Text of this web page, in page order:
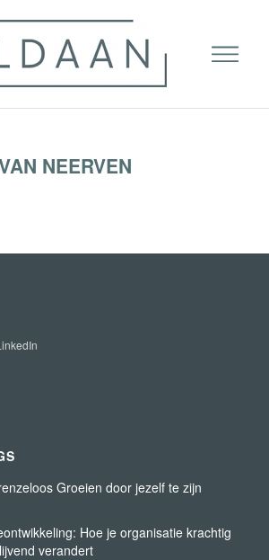
NEERVEN
Groeien door jezelf te zijn
Hoe je organisatie krachtig
verandert